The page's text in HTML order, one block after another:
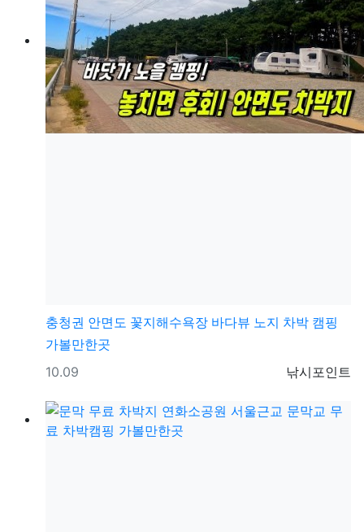
충청권 안면도 꽃지해수욕장 바다뷰 노지 차박 캠핑
가볼만한곳
등록자
낚시포인트
등록일
10.09